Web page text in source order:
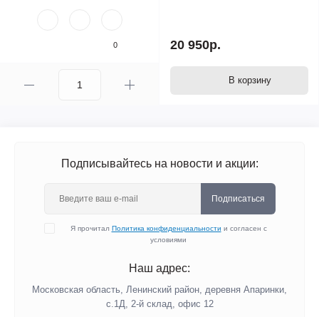
0 20 950р.
В корзину
Подписывайтесь на новости и акции:
Подписаться
Я прочитал Политика конфиденциальности и согласен с
условиями
Наш адрес:
Московская область, Ленинский район, деревня Апаринки,
с.1Д, 2-й склад, офис 12